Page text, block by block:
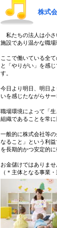
株式
私たちの法人は小さ
施設であり温かな職
ここで働いている全
と「やりがい」を感
す。
今日より明日、明日
いを感じたながらサー
職場環境によって「
組織であることを常
一般的に株式会社等
なること」という利
を長期的かつ安定的
お金儲けではありま
（＊主体となる事業